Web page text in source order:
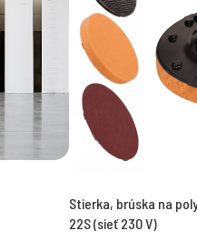
Stierka, brúska na
22S (sieť 230 V)